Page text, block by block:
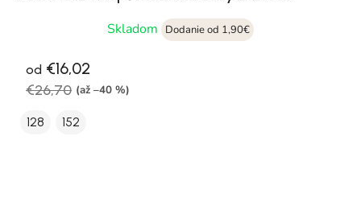
Skladom
Dodanie od 1,90€
od €16,02
€26,70 (až –40 %)
128 152